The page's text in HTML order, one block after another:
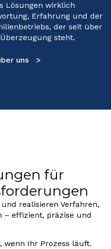
Lösungen wirklich
Erfahrung und der
der seit über
steht.
uns >
für
realisieren Verfahren,
– effizient, präzise und
wenn Ihr Prozess läuft.